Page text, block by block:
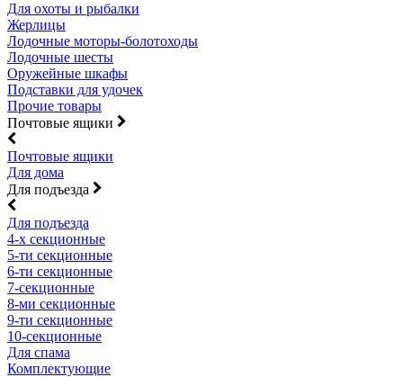
Для охоты и рыбалки
Жерлицы
Лодочные моторы-болотоходы
Лодочные шесты
Оружейные шкафы
Подставки для удочек
Прочие товары
Почтовые ящики
Почтовые ящики
Для дома
Для подъезда
Для подъезда
4-х секционные
5-ти секционные
6-ти секционные
7-секционные
8-ми секционные
9-ти секционные
10-секционные
Для спама
Комплектующие